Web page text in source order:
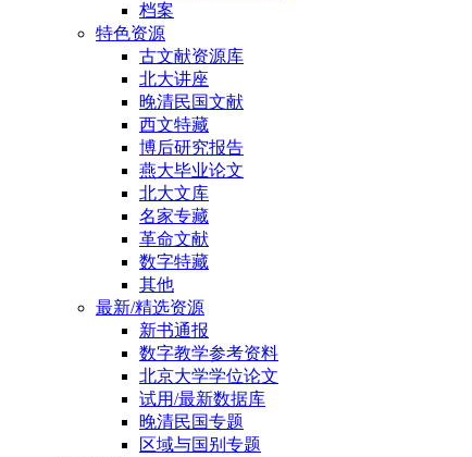
档案
特色资源
古文献资源库
北大讲座
晚清民国文献
西文特藏
博后研究报告
燕大毕业论文
北大文库
名家专藏
革命文献
数字特藏
其他
最新/精选资源
新书通报
数字教学参考资料
北京大学学位论文
试用/最新数据库
晚清民国专题
区域与国别专题